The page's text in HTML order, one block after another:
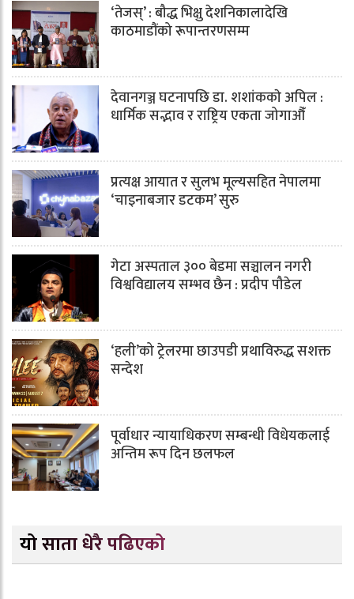
‘तेजस्’ : बौद्ध भिक्षु देशनिकालादेखि
काठमाडौंको रूपान्तरणसम्म
देवानगञ्ज घटनापछि डा. शशांककाे अपिल :
धार्मिक सद्भाव र राष्ट्रिय एकता जोगाऔँ
प्रत्यक्ष आयात र सुलभ मूल्यसहित नेपालमा
‘चाइनाबजार डटकम’ सुरु
गेटा अस्पताल ३०० बेडमा सञ्चालन नगरी
विश्वविद्यालय सम्भव छैन : प्रदीप पौडेल
‘हली’को ट्रेलरमा छाउपडी प्रथाविरुद्ध सशक्त
सन्देश
पूर्वाधार न्यायाधिकरण सम्बन्धी विधेयकलाई
अन्तिम रूप दिन छलफल
यो साता धेरै पढिएको